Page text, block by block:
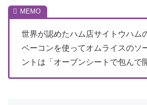
世界が認めたハム店サイトウハム
ベーコンを使ってオムライスのソ
ントは「オーブンシートで包んで